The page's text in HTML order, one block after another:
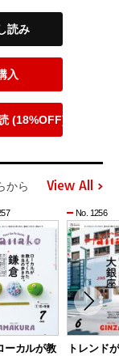
読み
入
(18%OFF)
から View All
ーカルが教
No. 1256
トレンド